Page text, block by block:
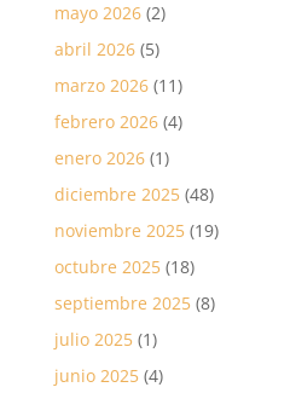
mayo 2026(2)
abril 2026(5)
marzo 2026(11)
febrero 2026(4)
enero 2026(1)
diciembre 2025(48)
noviembre 2025(19)
octubre 2025(18)
septiembre 2025(8)
julio 2025(1)
junio 2025(4)